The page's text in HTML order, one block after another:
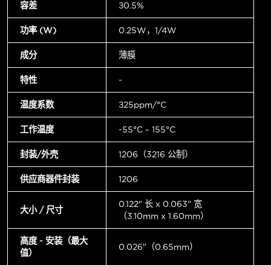
容差 ±0.5%
功率 (W) 0.25W，1/4W
成分 薄膜
特性 -
温度系数 ±25ppm/°C
工作温度 -55°C ~ 155°C
封装/外壳 1206（3216 公制）
供应商器件封装 1206
大小 / 尺寸
0.122" 长 x 0.063" 宽
（3.10mm x 1.60mm）
高度 - 安装（最大
值）
0.026"（0.65mm）